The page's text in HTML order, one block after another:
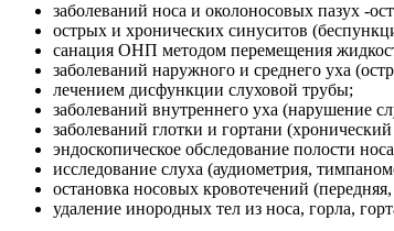
заболеваний носа и околоносовых пазух -
острых и хронических синуситов
санация ОНП методом перемещения
заболеваний наружного и среднего уха
лечением дисфункции слуховой трубы;
заболеваний внутреннего уха (нарушение
заболеваний глотки и гортани
эндоскопическое обследование полости
исследование слуха (аудиометрия,
остановка носовых кровотечений
удаление инородных тел из носа, горла,